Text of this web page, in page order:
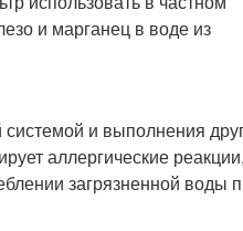
и выполнения
аллергические
загрязненной воды